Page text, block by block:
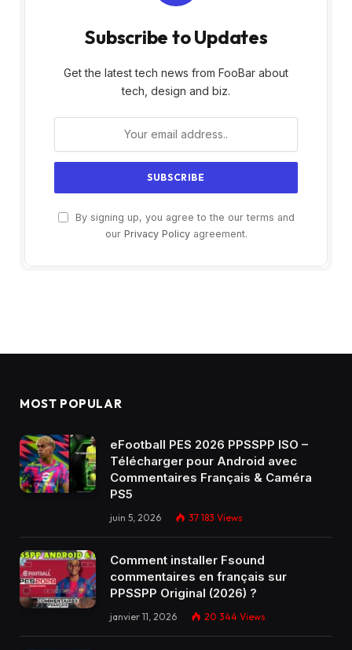
Subscribe to Updates
Get the latest tech news from FooBar about
tech, design and biz.
By signing up, you agree to the our terms and
our Privacy Policyagreement.
MOST POPULAR
eFootball PES 2026 PPSSPP ISO –
Télécharger pour Android avec
Commentaires Français & Caméra
PS5
juin 5, 2026 37 183 Views
Comment installer Fsound
commentaires en français sur
PPSSPP Original (2026) ?
janvier 11, 2026 20 344 Views